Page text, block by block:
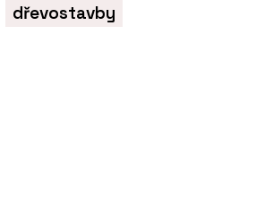
dřevostavby